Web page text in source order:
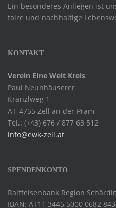
Ein besonderes Anliegen ist
faire und nachhaltige
KONTAKT
Verein Eine Welt Kreis
Paul Neunhäuserer
Kranzlweg 1
AT-4755 Zell an der Pram
Tel.: (+43) 676 / 877 63 512
info@ewk-zell.at
SPENDENKONTO
Raiffeisenbank Region
IBAN: AT11 3445 5000 0682